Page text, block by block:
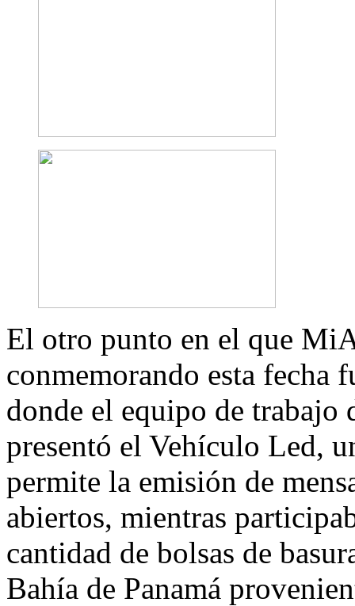
El otro punto en el que
conmemorando esta fecha
donde el equipo de
presentó el Vehículo Led,
permite la emisión de
abiertos, mientras
cantidad de bolsas de
Bahía de Panamá